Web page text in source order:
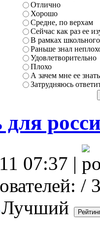
Отлично
Хорошо
Средне, по верхам
Сейчас как раз ее
В рамках
Раньше знал
Удовлетворительно
Плохо
А зачем мне ее
Затрудняюсь
07:37 |
/
Лучший